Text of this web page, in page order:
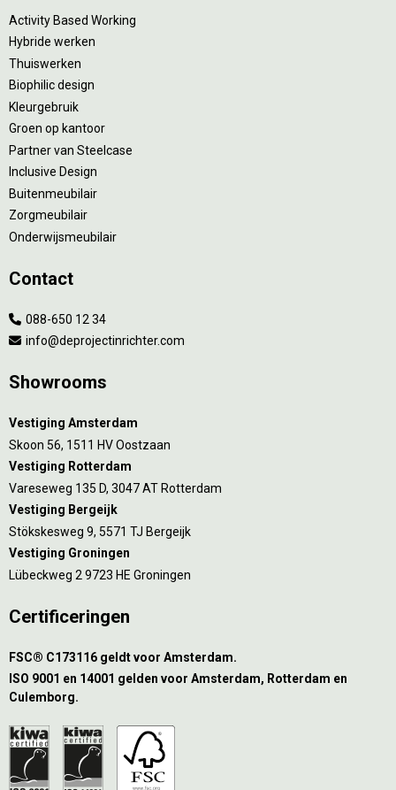
Activity Based Working
Hybride werken
Thuiswerken
Biophilic design
Kleurgebruik
Groen op kantoor
Partner van Steelcase
Inclusive Design
Buitenmeubilair
Zorgmeubilair
Onderwijsmeubilair
Contact
088-650 12 34
info@deprojectinrichter.com
Showrooms
Vestiging Amsterdam
Skoon 56, 1511 HV Oostzaan
Vestiging Rotterdam
Vareseweg 135 D, 3047 AT Rotterdam
Vestiging Bergeijk
Stökskesweg 9, 5571 TJ Bergeijk
Vestiging Groningen
Lübeckweg 2 9723 HE Groningen
Certificeringen
FSC® C173116 geldt voor Amsterdam.
ISO 9001 en 14001 gelden voor Amsterdam, Rotterdam en
Culemborg.